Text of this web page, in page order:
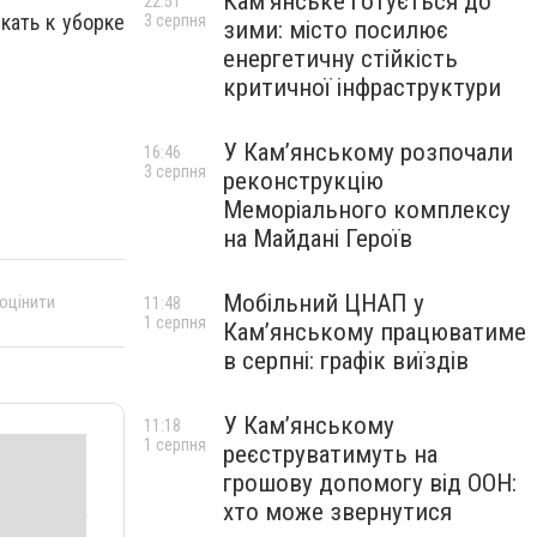
к уборке
зими: місто посилює
енергетичну стійкість
критичної інфраструктури
3 серпня
У Кам’янському розпочали
реконструкцію
Меморіального комплексу
на Майдані Героїв
16:46
3 серпня
Мобільний ЦНАП у
Кам’янському працюватиме
в серпні: графік виїздів
11:48
1 серпня
У Кам’янському
реєструватимуть на
грошову допомогу від ООН:
хто може звернутися
11:18
1 серпня